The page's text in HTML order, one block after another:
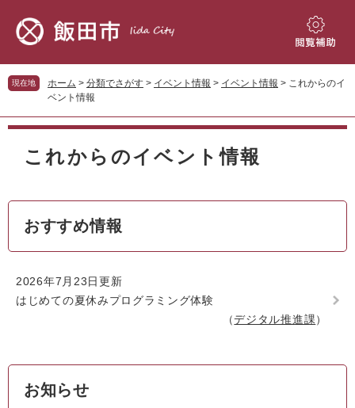
先
頭
す。
を
飛
し
閲
補
現在地 ホーム > 分類でさがす > イベント情報 > イベント情報 > これからのイ
ベント情報
本
これからのイベント情報
おすすめ情報
2026年7月23日更新
はじめての夏休みプログラミング体験
デジタル推進課
お知らせ